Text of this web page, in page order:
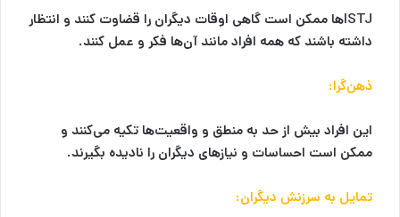
ISTJها ممکن است گاهی اوقات دیگران را قضاوت کنند و انتظار
داشته باشند که همه افراد مانند آن‌ها فکر و عمل کنند.
ذهن‌گرا:
این افراد بیش از حد به منطق و واقعیت‌ها تکیه می‌کنند و
ممکن است احساسات و نیازهای دیگران را نادیده بگیرند.
تمایل به سرزنش دیگران: